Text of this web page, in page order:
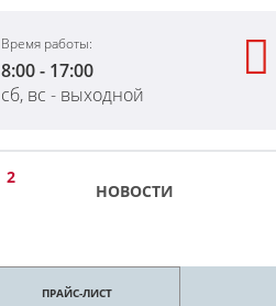
Время работы:
8:00 - 17:00
сб, вс - выходной
2
НОВОСТИ
ПРАЙС-ЛИСТ